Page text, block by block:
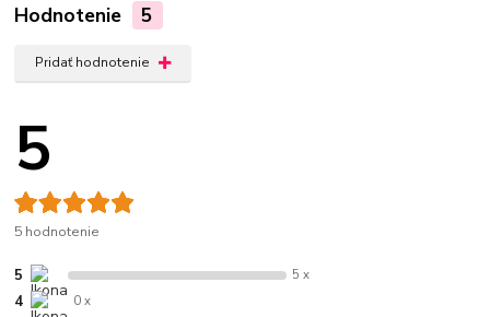
Hodnotenie 5
Pridať hodnotenie
5
5 hodnotenie
5 5 x
4 0 x